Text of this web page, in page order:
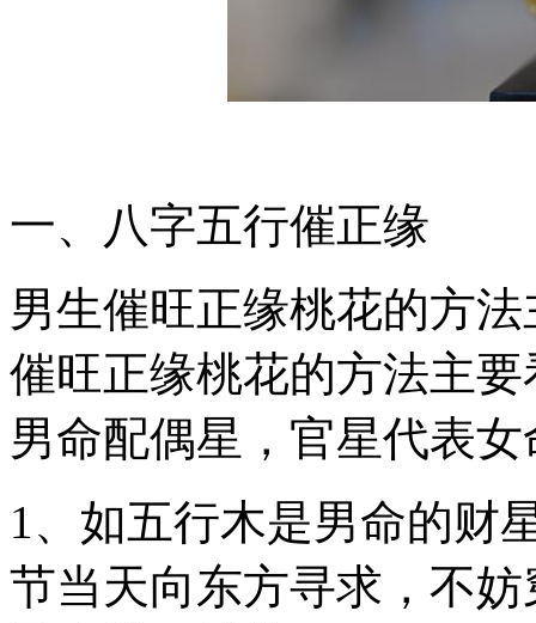
一、八字五行催正缘
男生催旺正缘桃花的方
催旺正缘桃花的方法主
男命配偶星，官星代表
1、如五行木是男命的财
节当天向东方寻求，不